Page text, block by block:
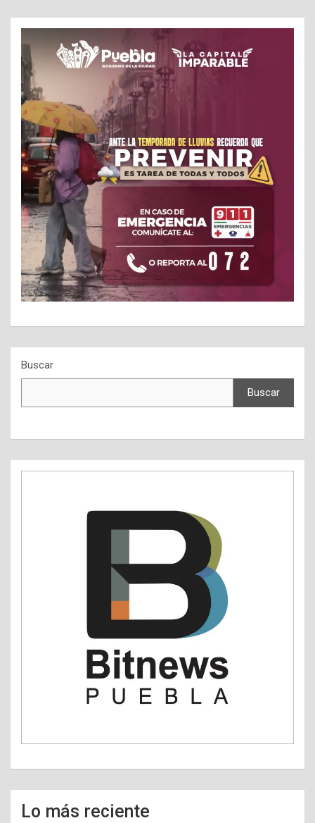
Buscar
Buscar
Lo más reciente